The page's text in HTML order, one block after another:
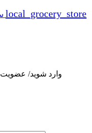
local_grocery_store
وارد شوید/ عضویت